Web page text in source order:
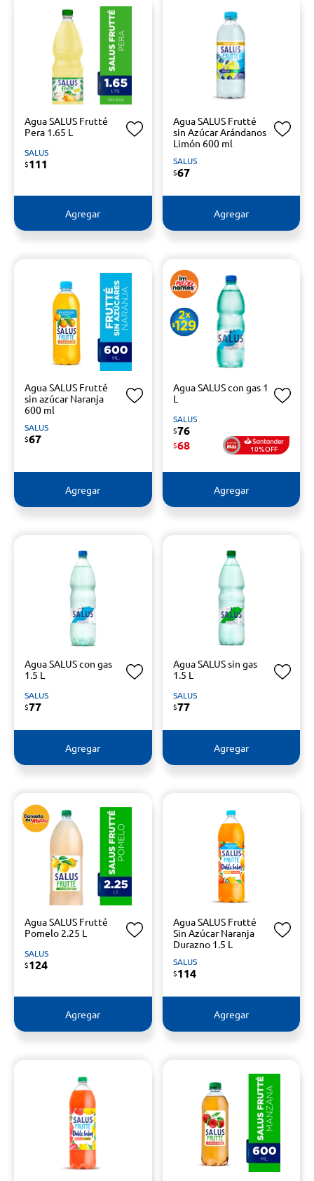
Agua SALUS Frutté
Pera 1.65 L
SALUS
$111
Agregar
Agua SALUS Frutté
sin Azúcar Arándanos
Limón 600 ml
SALUS
$67
Agregar
Agua SALUS Frutté
sin azúcar Naranja
600 ml
SALUS
$67
Agregar
Agua SALUS con gas 1
L
SALUS
$76
$68 10%OFF
Agregar
Agua SALUS con gas
1.5 L
SALUS
$77
Agregar
Agua SALUS sin gas
1.5 L
SALUS
$77
Agregar
Agua SALUS Frutté
Pomelo 2.25 L
SALUS
$124
Agregar
Agua SALUS Frutté
Sin Azúcar Naranja
Durazno 1.5 L
SALUS
$114
Agregar